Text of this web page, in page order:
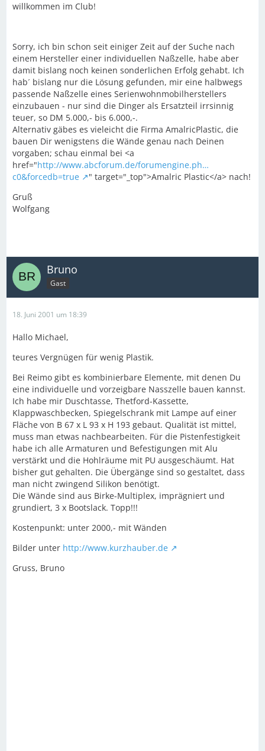
willkommen im Club!
Sorry, ich bin schon seit einiger Zeit auf der Suche nach
einem Hersteller einer individuellen Naßzelle, habe aber
damit bislang noch keinen sonderlichen Erfolg gehabt. Ich
hab´ bislang nur die Lösung gefunden, mir eine halbwegs
passende Naßzelle eines Serienwohnmobilherstellers
einzubauen - nur sind die Dinger als Ersatzteil irrsinnig
teuer, so DM 5.000,- bis 6.000,-.
Alternativ gäbes es vieleicht die Firma AmalricPlastic, die
bauen Dir wenigstens die Wände genau nach Deinen
vorgaben; schau einmal bei <a
href="http://www.abcforum.de/forumengine.ph…
c0&forcedb=true
" target="_top">Amalric Plastic</a> nach!
Gruß
Wolfgang
Bruno
Gast
18. Juni 2001 um 18:39
Hallo Michael,
teures Vergnügen für wenig Plastik.
Bei Reimo gibt es kombinierbare Elemente, mit denen Du
eine individuelle und vorzeigbare Nasszelle bauen kannst.
Ich habe mir Duschtasse, Thetford-Kassette,
Klappwaschbecken, Spiegelschrank mit Lampe auf einer
Fläche von B 67 x L 93 x H 193 gebaut. Qualität ist mittel,
muss man etwas nachbearbeiten. Für die Pistenfestigkeit
habe ich alle Armaturen und Befestigungen mit Alu
verstärkt und die Hohlräume mit PU ausgeschäumt. Hat
bisher gut gehalten. Die Übergänge sind so gestaltet, dass
man nicht zwingend Silikon benötigt.
Die Wände sind aus Birke-Multiplex, imprägniert und
grundiert, 3 x Bootslack. Topp!!!
Kostenpunkt: unter 2000,- mit Wänden
Bilder unter http://www.kurzhauber.de
Gruss, Bruno